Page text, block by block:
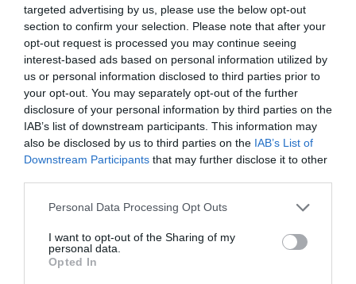
targeted advertising by us, please use the below opt-out
section to confirm your selection. Please note that after your
opt-out request is processed you may continue seeing
interest-based ads based on personal information utilized by
us or personal information disclosed to third parties prior to
your opt-out. You may separately opt-out of the further
disclosure of your personal information by third parties on the
IAB’s list of downstream participants. This information may
also be disclosed by us to third parties on the IAB’s List of
Downstream Participants that may further disclose it to other
Personal Data Processing Opt Outs
I want to opt-out of the Sharing of my
personal data.
Opted In
Generfarma, Bluefish Pharma y Abamed Pharma.
María José Sánchez Rubio ha manifestado que con este
procedimiento «Andalucía continúa avanzando en
medidas de eficiencia económica, que persiguen un
ahorro anual de 200 millones de euros y sin suponer
merma en la calidad del servicio que prestamos a la
ciudadanía». Las empresas seleccionadas se
comprometen, mediante la firma de este convenio, a
abastecer a las farmacias de los medicamentos
seleccionados durante dos años.
Añadir El Farmacéuticocomo fuente preferida
de Google de forma gratuita
Mantente informado con las últimas noticias de actualidad.